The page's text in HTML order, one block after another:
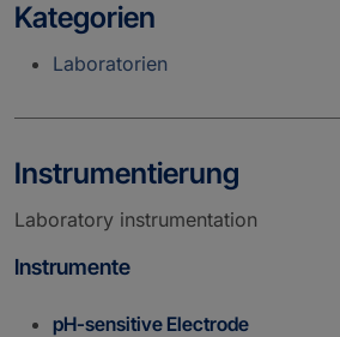
Kategorien
Laboratorien
Instrumentierung
Laboratory instrumentation
Instrumente
pH-sensitive Electrode